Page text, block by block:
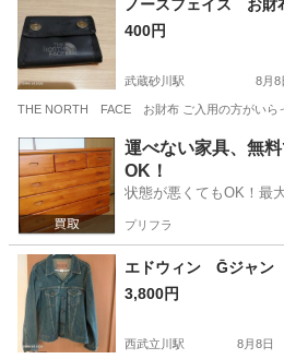
ノースフェイス お財
400円
武蔵砂川駅 8月8
THE NORTH FACE お財布 ご入用の方がいら
東京 武蔵村山市 武蔵砂川駅 小物
運べない家具、無
OK！
状態が悪くてもOK！最
プリフラ
エドウィン Ḡジャン
3,800円
西武立川駅 8月8日